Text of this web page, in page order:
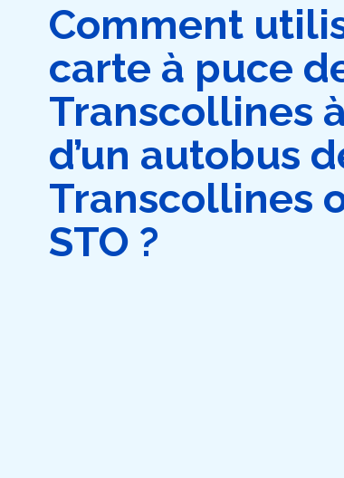
Comment
carte à puce
Transcollines
d’un autobus
Transcollines
STO ?